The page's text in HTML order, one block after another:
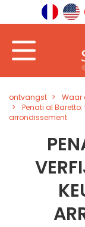
ontvangst Waar
Penati al
arrondissement